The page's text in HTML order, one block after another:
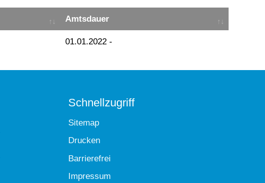
Amtsdauer
01.01.2022 -
Schnellzugriff
Sitemap
Drucken
Barrierefrei
Impressum